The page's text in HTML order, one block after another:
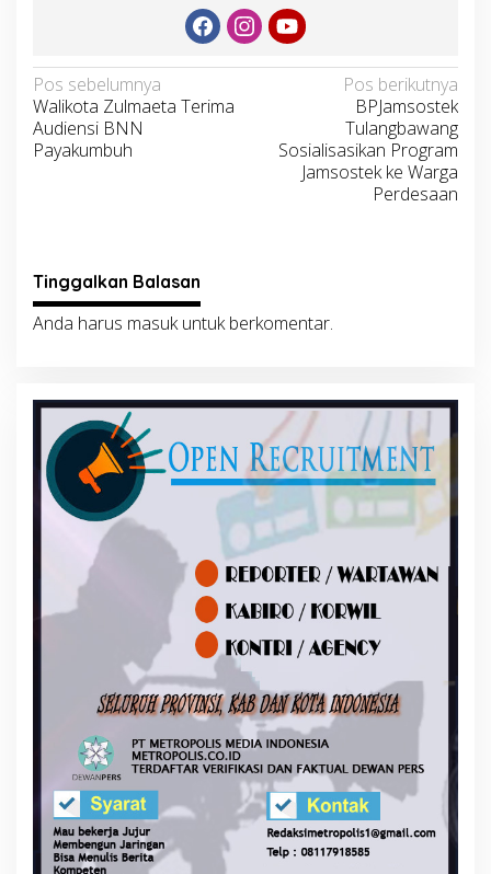
Navigasi
pos
Pos sebelumnya
Walikota Zulmaeta Terima
Audiensi BNN
Payakumbuh
Pos berikutnya
BPJamsostek
Tulangbawang
Sosialisasikan Program
Jamsostek ke Warga
Perdesaan
Tinggalkan Balasan
Anda harus masukuntuk berkomentar.